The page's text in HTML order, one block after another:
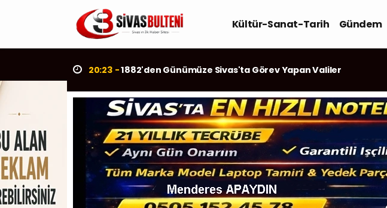
Kültür-Sanat-Tarih Gündem
13:30 -Periyodik Bakım Yapılmayan Laptoplarda Büyük Risk
Cengiz Tarım, Sivas Bölgesinde
Hububat Alımına Devam Ediyor